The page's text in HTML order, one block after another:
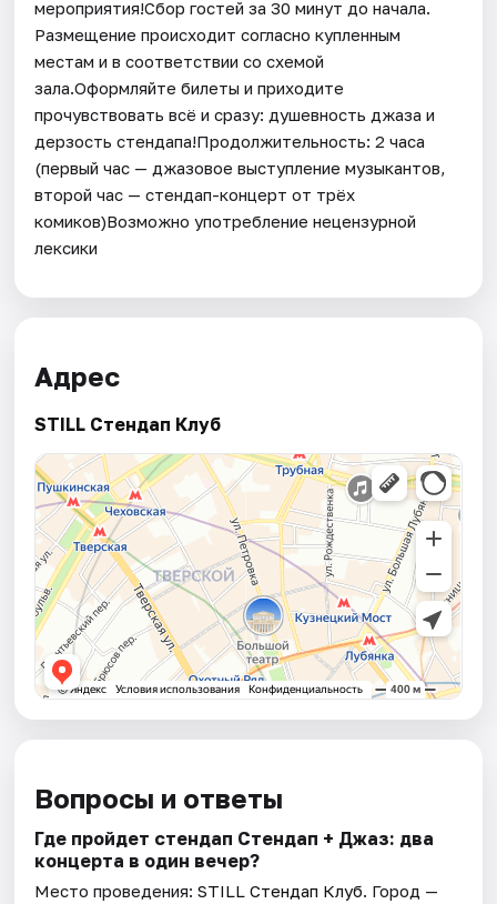
мероприятия!Сбор гостей за 30 минут до начала.
Размещение происходит согласно купленным
местам и в соответствии со схемой
зала.Оформляйте билеты и приходите
прочувствовать всё и сразу: душевность джаза и
дерзость стендапа!Продолжительность: 2 часа
(первый час — джазовое выступление музыкантов,
второй час — стендап-концерт от трёх
комиков)Возможно употребление нецензурной
лексики
Адрес
STILL Стендап Клуб
Вопросы и ответы
Где пройдет стендап Стендап + Джаз: два
концерта в один вечер?
Место проведения:STILL Стендап Клуб. Город —